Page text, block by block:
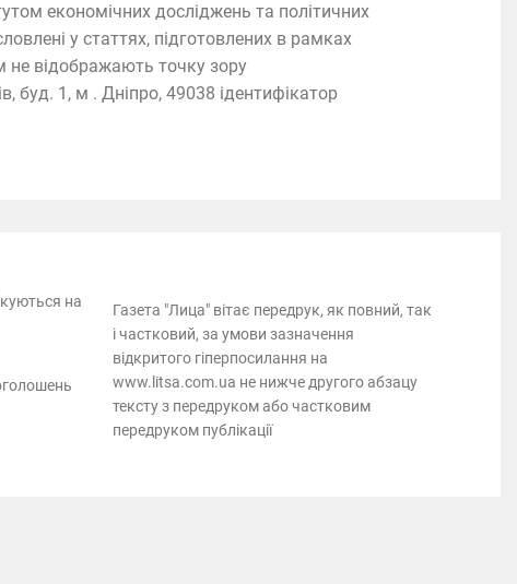
економічних досліджень та політичних
у статтях, підготовлених в рамках
не відображають точку зору
буд. 1, м . Дніпро, 49038 ідентифікатор
на
Газета "Лица" вітає передрук, як повний, так
і частковий, за умови зазначення
відкритого гіперпосилання на
www.litsa.com.ua не нижче другого абзацу
тексту з передруком або частковим
передруком публікації